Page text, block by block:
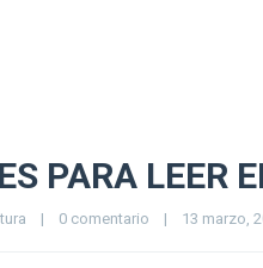
PARA LEER
| 0 comentario | 13 marzo,